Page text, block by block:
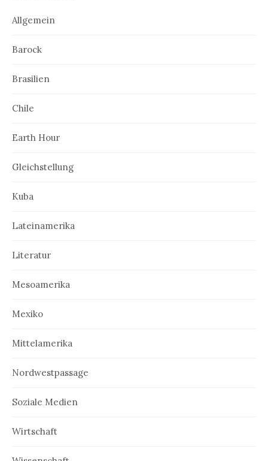
Allgemein
Barock
Brasilien
Chile
Earth Hour
Gleichstellung
Kuba
Lateinamerika
Literatur
Mesoamerika
Mexiko
Mittelamerika
Nordwestpassage
Soziale Medien
Wirtschaft